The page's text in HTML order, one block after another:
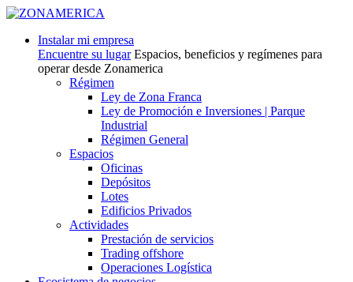
Instalar mi empresa
Encuentre su lugar Espacios, beneficios y regímenes para
operar desde Zonamerica
Régimen
Ley de Zona Franca
Ley de Promoción e Inversiones | Parque
Industrial
Régimen General
Espacios
Oficinas
Depósitos
Lotes
Edificios Privados
Actividades
Prestación de servicios
Trading offshore
Operaciones Logística